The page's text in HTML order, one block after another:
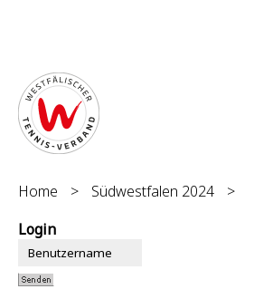
Home > Südwestfalen 2024
>
Login